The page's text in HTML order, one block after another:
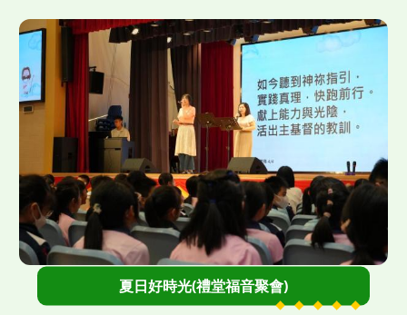
">
夏日好時光(禮堂福音聚會)